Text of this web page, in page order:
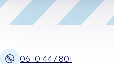
06 10 447 801